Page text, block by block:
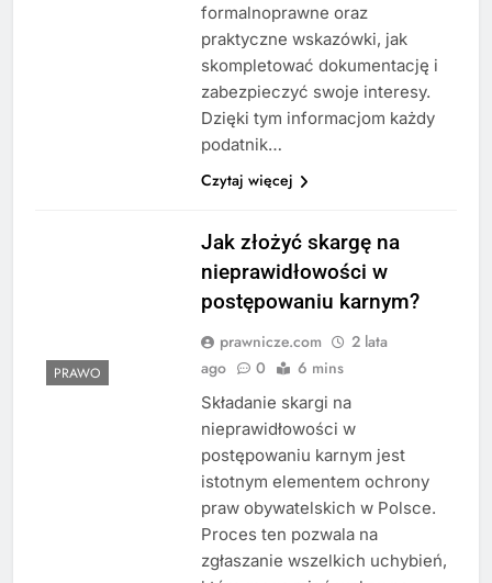
formalnoprawne oraz
praktyczne wskazówki, jak
skompletować dokumentację i
zabezpieczyć swoje interesy.
Dzięki tym informacjom każdy
podatnik…
Czytaj więcej
PRAWO
Jak złożyć skargę na
nieprawidłowości w
postępowaniu karnym?
prawnicze.com
2 lata
ago
0 6 mins
Składanie skargi na
nieprawidłowości w
postępowaniu karnym jest
istotnym elementem ochrony
praw obywatelskich w Polsce.
Proces ten pozwala na
zgłaszanie wszelkich uchybień,